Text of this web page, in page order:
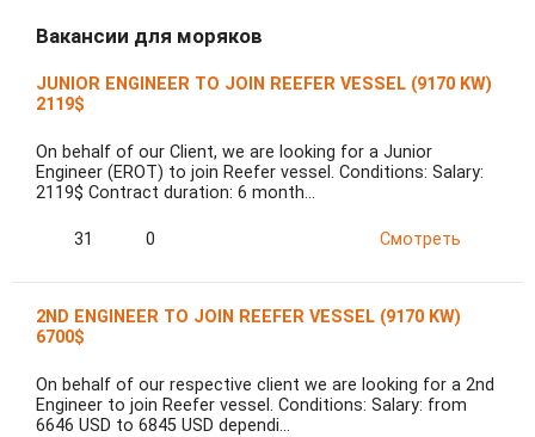
Вакансии для моряков
JUNIOR ENGINEER TO JOIN REEFER VESSEL (9170 KW)
2119$
On behalf of our Client, we are looking for a Junior
Engineer (EROT) to join Reefer vessel. Conditions: Salary:
2119$ Contract duration: 6 month…
31 0 Смотреть
2ND ENGINEER TO JOIN REEFER VESSEL (9170 KW)
6700$
On behalf of our respective client we are looking for a 2nd
Engineer to join Reefer vessel. Conditions: Salary: from
6646 USD to 6845 USD dependi…